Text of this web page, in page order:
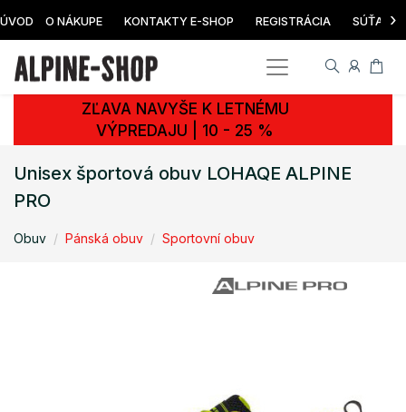
ÚVOD O NÁKUPE KONTAKTY E-SHOP REGISTRÁCIA SÚŤAŽ ›
ZĽAVA NAVYŠE K LETNÉMU
VÝPREDAJU | 10 - 25 %
Unisex športová obuv LOHAQE ALPINE
PRO
Obuv Pánská obuv Sportovní obuv